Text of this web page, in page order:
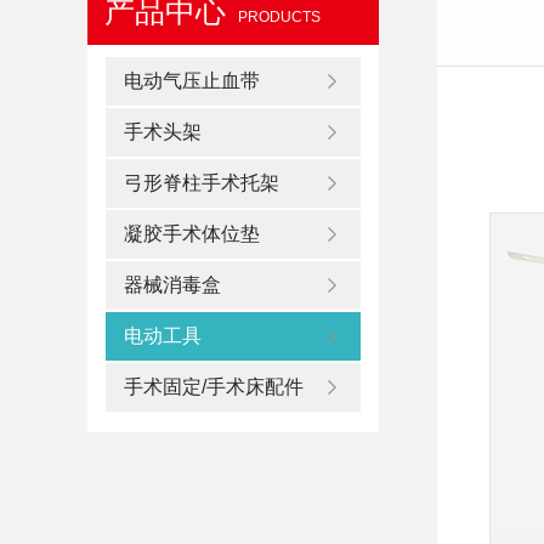
产品中心 PRODUCTS
电动气压止血带
手术头架
弓形脊柱手术托架
凝胶手术体位垫
器械消毒盒
电动工具
手术固定/手术床配件